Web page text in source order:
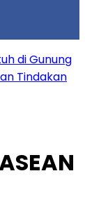
di Gunung
Tindakan